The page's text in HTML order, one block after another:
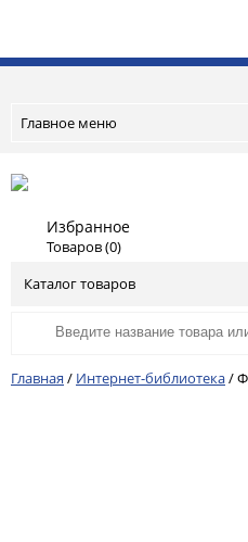
Главное меню
Избранное
Товаров (0)
Каталог товаров
Главная / Интернет-библиотека/